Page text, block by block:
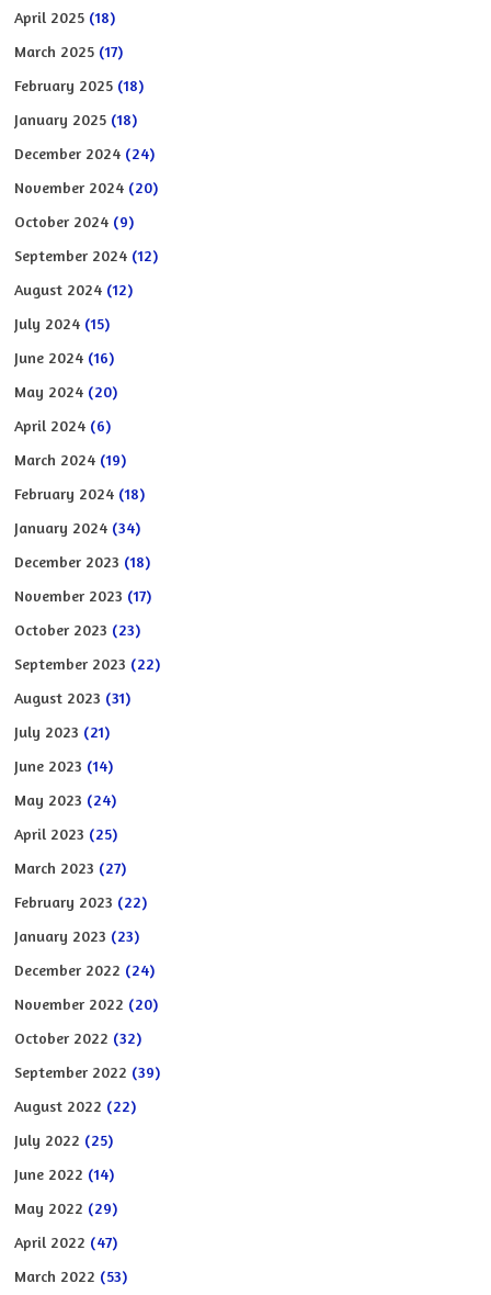
April 2025 (18)
March 2025 (17)
February 2025 (18)
January 2025 (18)
December 2024 (24)
November 2024 (20)
October 2024 (9)
September 2024 (12)
August 2024 (12)
July 2024 (15)
June 2024 (16)
May 2024 (20)
April 2024 (6)
March 2024 (19)
February 2024 (18)
January 2024 (34)
December 2023 (18)
November 2023 (17)
October 2023 (23)
September 2023 (22)
August 2023 (31)
July 2023 (21)
June 2023 (14)
May 2023 (24)
April 2023 (25)
March 2023 (27)
February 2023 (22)
January 2023 (23)
December 2022 (24)
November 2022 (20)
October 2022 (32)
September 2022 (39)
August 2022 (22)
July 2022 (25)
June 2022 (14)
May 2022 (29)
April 2022 (47)
March 2022 (53)